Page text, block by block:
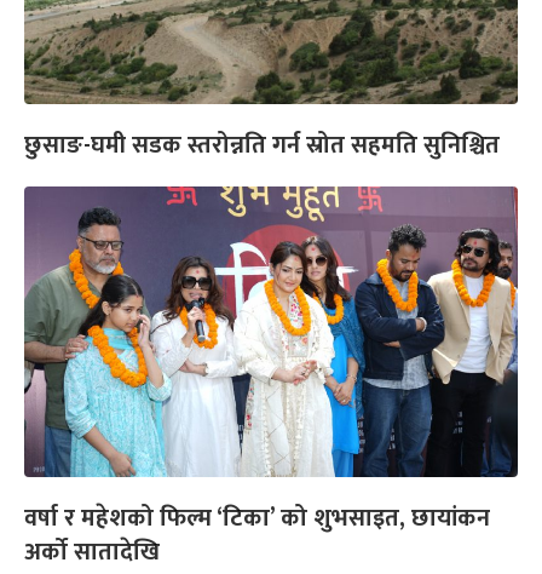
छुसाङ-घमी सडक स्तरोन्नति गर्न स्रोत सहमति सुनिश्चित
वर्षा र महेशको फिल्म ‘टिका’ को शुभसाइत, छायांकन
अर्को सातादेखि